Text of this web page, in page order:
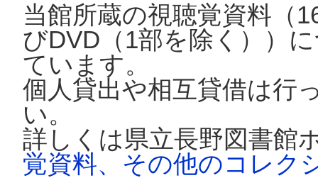
当館所蔵の視聴覚資料（
びDVD（1部を除く））
ています。
個人貸出や相互貸借は行
い。
詳しくは県立長野図書館
覚資料、その他のコレク